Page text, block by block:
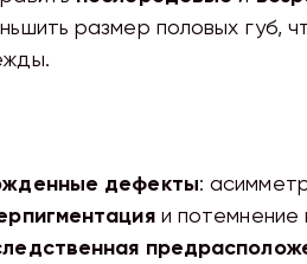
размер половых губ,
дефекты:
и потемнение